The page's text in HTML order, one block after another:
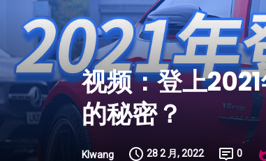
视频：登上
的秘密？
Klwang 28 2 月, 2022 0